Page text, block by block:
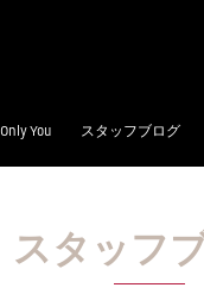
Only You スタッフブログ
スタッフ